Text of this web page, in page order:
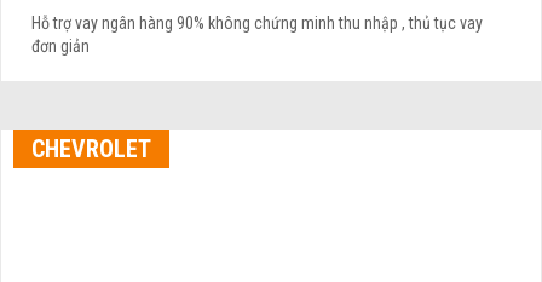
Hỗ trợ vay ngân hàng 90% không chứng minh thu nhập , thủ tục vay
đơn giản
CHEVROLET